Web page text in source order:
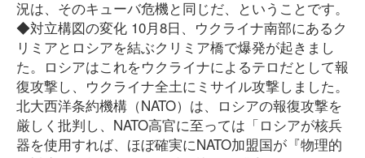
況は、そのキューバ危機と同じだ、ということです。
◆対立構図の変化 10月8日、ウクライナ南部にあるク
リミアとロシアを結ぶクリミア橋で爆発が起きまし
た。ロシアはこれをウクライナによるテロだとして報
復攻撃し、ウクライナ全土にミサイル攻撃しました。
北大西洋条約機構（NATO）は、ロシアの報復攻撃を
厳しく批判し、NATO高官に至っては「ロシアが核兵
器を使用すれば、ほぼ確実にNATO加盟国が『物理的